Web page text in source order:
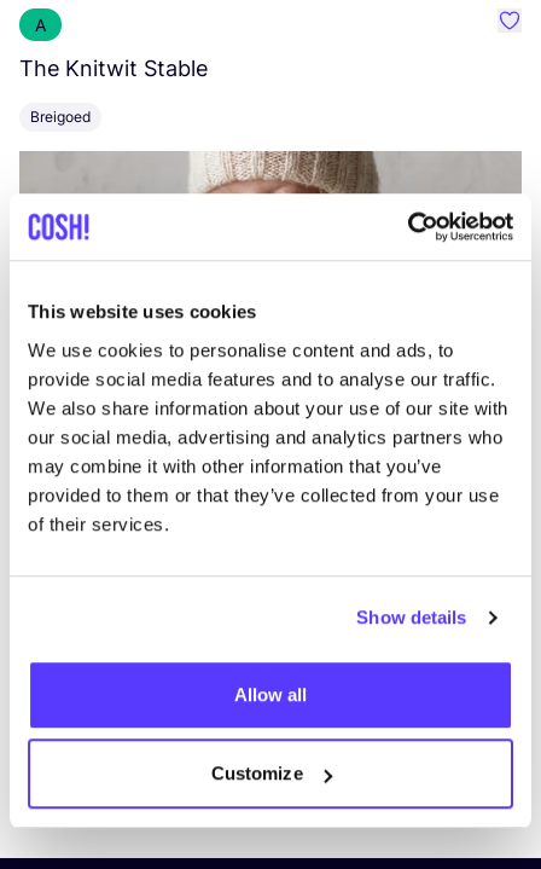
This website uses cookies
We use cookies to personalise content and ads, to
provide social media features and to analyse our traffic.
We also share information about your use of our site with
our social media, advertising and analytics partners who
may combine it with other information that you’ve
provided to them or that they’ve collected from your use
of their services.
Show details
Allow all
Customize
A
The Knitwit Stable
Breigoed